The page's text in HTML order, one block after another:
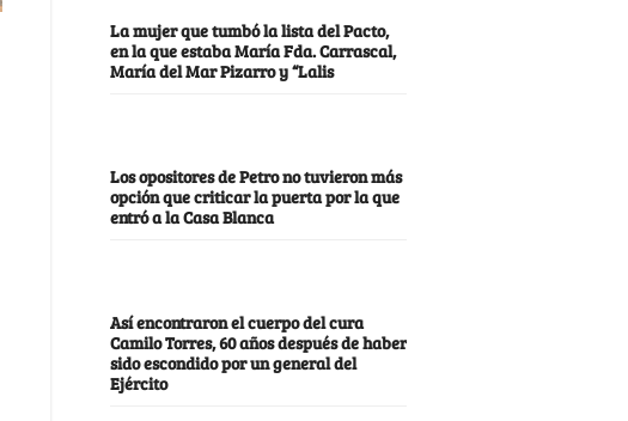
La mujer que tumbó la lista del Pacto,
en la que estaba María Fda. Carrascal,
María del Mar Pizarro y “Lalis
Los opositores de Petro no tuvieron más
opción que criticar la puerta por la que
entró a la Casa Blanca
Así encontraron el cuerpo del cura
Camilo Torres, 60 años después de haber
sido escondido por un general del
Ejército